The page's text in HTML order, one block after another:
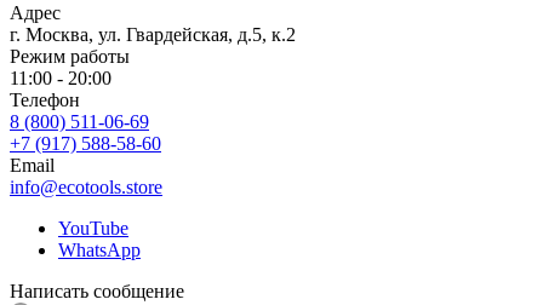
Адрес
г. Москва, ул. Гвардейская, д.5, к.2
Режим работы
11:00 - 20:00
Телефон
8 (800) 511-06-69
+7 (917) 588-58-60
Email
info@ecotools.store
YouTube
WhatsApp
Написать сообщение